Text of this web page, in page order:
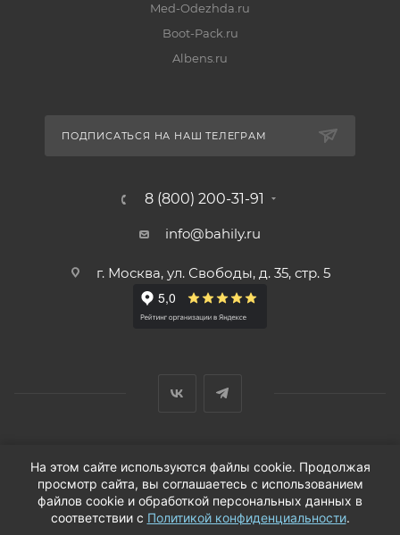
Med-Odezhda.ru
Boot-Pack.ru
Albens.ru
ПОДПИСАТЬСЯ НА НАШ ТЕЛЕГРАМ
8 (800) 200-31-91
info@bahily.ru
г. Москва, ул. Свободы, д. 35, стр. 5
© ООО «Вендорс», 1999-2026 г.
На этом сайте используются файлы cookie. Продолжая
просмотр сайта, вы соглашаетесь с использованием
файлов cookie и обработкой персональных данных в
соответствии с Политикой конфиденциальности.